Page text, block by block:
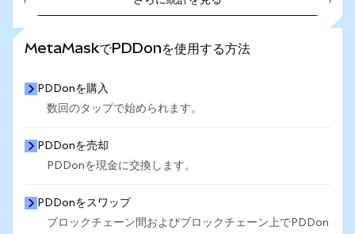
MetaMaskでPDDonを使用する方法
PDDonを購入
数回のタップで始められます。
PDDonを売却
PDDonを現金に交換します。
PDDonをスワップ
ブロックチェーン間およびブロックチェーン上でPDDon